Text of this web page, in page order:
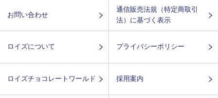
お問い合わせ
通信販売法規（特定商取引
法）に基づく表示
ロイズについて プライバシーポリシー
ロイズチョコレートワールド 採用案内